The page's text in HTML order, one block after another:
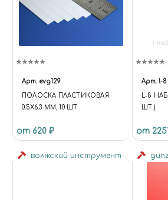
Арт. evg129
ПОЛОСКА ПЛАСТИКОВАЯ
0.5Х6.3 ММ, 10 ШТ
от 620 ₽
Арт. l-8
L-8
ШТ.)
от
волжский инструмент